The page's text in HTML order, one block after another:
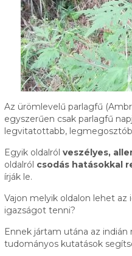
Az ürömlevelű parlagfű
egyszerűen csak parlagfű
legvitatottabb,
Egyik oldalról veszélyes,
oldalról csodás hatásokkal
írják le.
Vajon melyik oldalon lehet az
igazságot tenni?
Ennek jártam utána az
tudományos kutatások